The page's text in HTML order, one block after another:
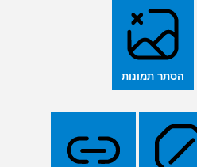
הסתר תמונות